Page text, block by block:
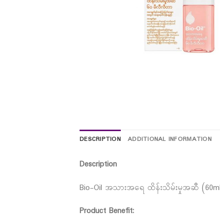
DESCRIPTION ADDITIONAL INFORMATION
Description
Bio-Oil အသားအရေ ထိန်းသိမ်းမှုအဆီ
Product Benefit: